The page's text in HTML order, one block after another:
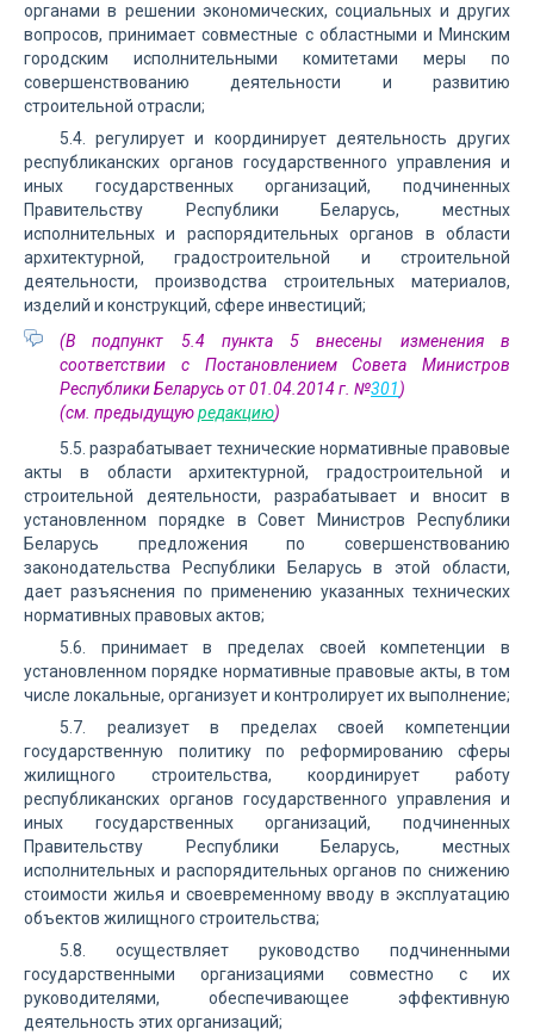
органами в решении экономических, социальных и других
вопросов, принимает совместные с областными и Минским
городским исполнительными комитетами меры по
совершенствованию деятельности и развитию
строительной отрасли;
5.4. регулирует и координирует деятельность других
республиканских органов государственного управления и
иных государственных организаций, подчиненных
Правительству Республики Беларусь, местных
исполнительных и распорядительных органов в области
архитектурной, градостроительной и строительной
деятельности, производства строительных материалов,
изделий и конструкций, сфере инвестиций;
(В подпункт 5.4 пункта 5 внесены изменения в
соответствии с Постановлением Совета Министров
Республики Беларусь от 01.04.2014 г. №301)
(см. предыдущуюредакцию)
5.5. разрабатывает технические нормативные правовые
акты в области архитектурной, градостроительной и
строительной деятельности, разрабатывает и вносит в
установленном порядке в Совет Министров Республики
Беларусь предложения по совершенствованию
законодательства Республики Беларусь в этой области,
дает разъяснения по применению указанных технических
нормативных правовых актов;
5.6. принимает в пределах своей компетенции в
установленном порядке нормативные правовые акты, в том
числе локальные, организует и контролирует их выполнение;
5.7. реализует в пределах своей компетенции
государственную политику по реформированию сферы
жилищного строительства, координирует работу
республиканских органов государственного управления и
иных государственных организаций, подчиненных
Правительству Республики Беларусь, местных
исполнительных и распорядительных органов по снижению
стоимости жилья и своевременному вводу в эксплуатацию
объектов жилищного строительства;
5.8. осуществляет руководство подчиненными
государственными организациями совместно с их
руководителями, обеспечивающее эффективную
деятельность этих организаций;